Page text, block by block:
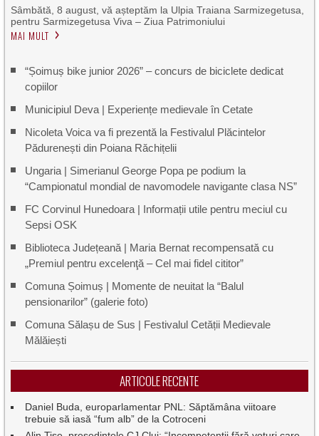
Sâmbătă, 8 august, vă așteptăm la Ulpia Traiana Sarmizegetusa,
pentru Sarmizegetusa Viva – Ziua Patrimoniului
MAI MULT
“Șoimuș bike junior 2026” – concurs de biciclete dedicat
copiilor
Municipiul Deva | Experiențe medievale în Cetate
Nicoleta Voica va fi prezentă la Festivalul Plăcintelor
Pădurenești din Poiana Răchițelii
Ungaria | Simerianul George Popa pe podium la
“Campionatul mondial de navomodele navigante clasa NS”
FC Corvinul Hunedoara | Informații utile pentru meciul cu
Sepsi OSK
Biblioteca Județeană | Maria Bernat recompensată cu
„Premiul pentru excelenţă – Cel mai fidel cititor”
Comuna Șoimuș | Momente de neuitat la “Balul
pensionarilor” (galerie foto)
Comuna Sălașu de Sus | Festivalul Cetății Medievale
Mălăiești
ARTICOLE RECENTE
Daniel Buda, europarlamentar PNL: Săptămâna viitoare
trebuie să iasă “fum alb” de la Cotroceni